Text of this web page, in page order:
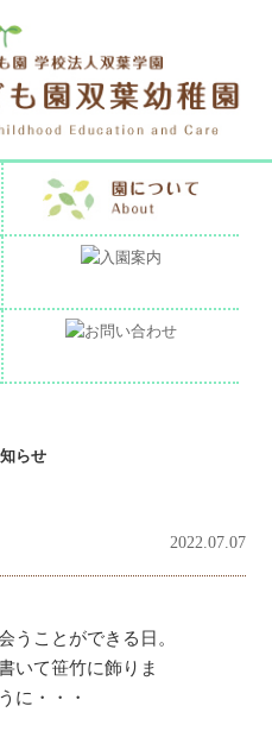
2022.07.07
うことができる日。
いて笹竹に飾りま
に・・・